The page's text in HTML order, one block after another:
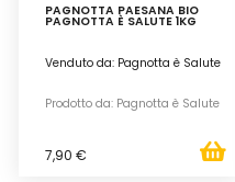
PAGNOTTA PAESANA BIO
PAGNOTTA È SALUTE 1KG
Venduto da: Pagnotta è Salute
Prodotto da: Pagnotta è Salute
7,90 €